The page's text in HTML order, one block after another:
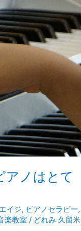
アノはとて
イジ, ピアノセラピー,
楽教室 / どれみ 久留米